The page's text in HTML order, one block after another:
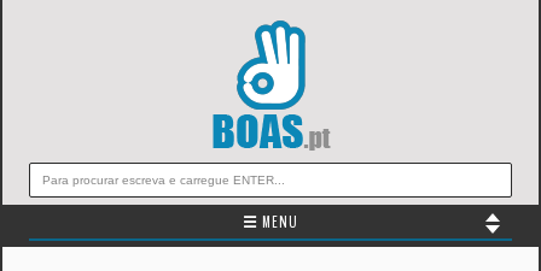
☰ MENU